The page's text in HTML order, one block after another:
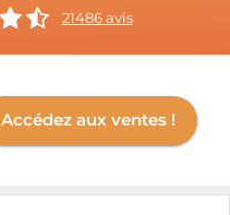
21486 avis
Accédez aux ventes !